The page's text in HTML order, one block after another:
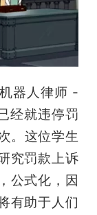
器人律师 -
经就违停罚
。这位学生
究罚款上诉
公式化，因
有助于人们